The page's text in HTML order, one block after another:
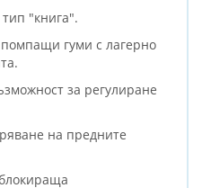
"книга".
гуми с лагерно
за регулиране
на предните